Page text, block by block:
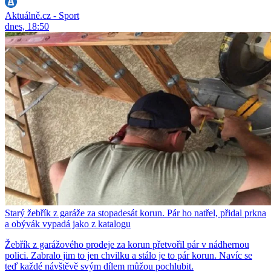
Aktuálně.cz - Sport
dnes, 18:50
Starý žebřík z garáže za stopadesát korun. Pár ho natřel, přidal prkna
a obývák vypadá jako z katalogu
Žebřík z garážového prodeje za korun přetvořil pár v nádhernou
polici. Zabralo jim to jen chvilku a stálo je to pár korun. Navíc se
teď každé návštěvě svým dílem můžou pochlubit.